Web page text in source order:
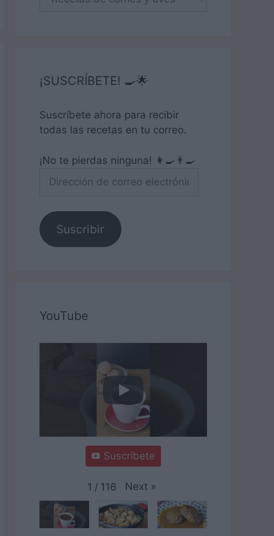
¡SUSCRÍBETE! 🍳🌟
Suscríbete ahora para recibir
todas las recetas en tu correo.
¡No te pierdas ninguna! 👩‍🍳👨‍🍳
de
electrónico
Suscribir
YouTube
Suscríbete
1 / 116 Next »